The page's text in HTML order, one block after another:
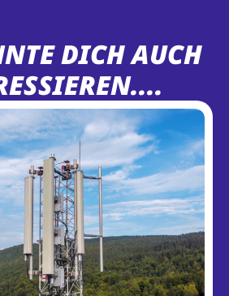
DICH AUCH